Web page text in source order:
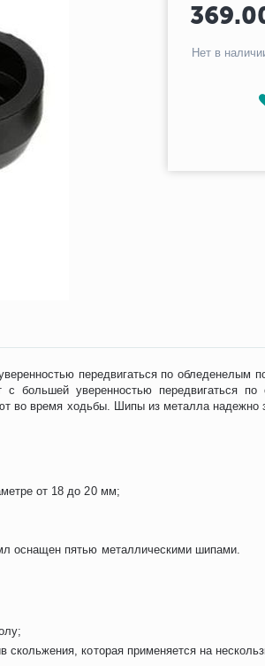
Нет в
передвигаться по обледенелым
большей уверенностью передвигаться
во время ходьбы. Шипы из металла
от 18 до 20 мм;
оснащен пятью металлическими шипами.
которая применяется на